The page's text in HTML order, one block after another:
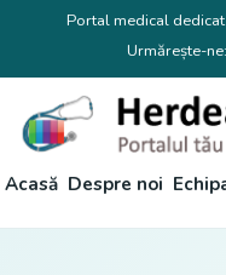
Portal medical
Urmărește-ne:
Acasă Despre noi